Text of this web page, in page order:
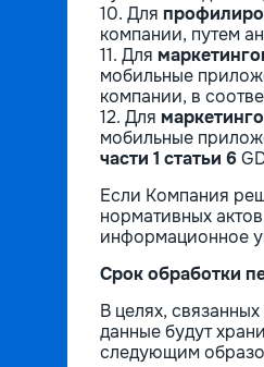
10. Для
компании, путем
11. Для
мобильные
компании, в
12. Для
мобильные
части 1 статьи 6
Если Компания
нормативных
информационное
Срок обработки
В целях,
данные будут
следующим